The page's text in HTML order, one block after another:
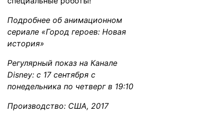
Подробнее об анимационном
сериале «Город героев: Новая
история»
Регулярный показ на Канале
Disney: с 17 сентября с
понедельника по четверг в 19:10
Производство: США, 2017